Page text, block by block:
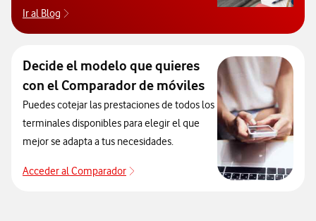
Ir al Blog
Decide el modelo que quieres
con el Comparador de móviles
Puedes cotejar las prestaciones de todos los
terminales disponibles para elegir el que
mejor se adapta a tus necesidades.
Acceder al Comparador
Acceder al Comparador